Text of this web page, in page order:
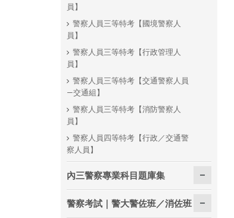
員】
警察人員三等特考【國境警察人
員】
警察人員三等特考【行政管理人
員】
警察人員三等特考【交通警察人員
—交通組】
警察人員三等特考【消防警察人
員】
警察人員四等特考【行政／交通警
察人員】
內三警察專業科目題庫集
警察考試｜警大警佐班／消佐班